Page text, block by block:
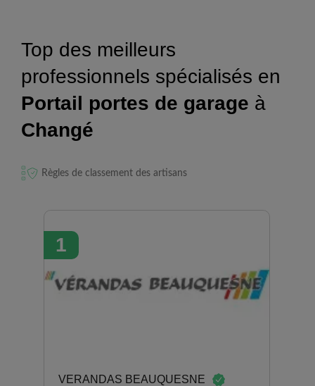
Top des meilleurs
professionnels spécialisés en
Portail portes de garage à
Changé
Règles de classement des artisans
1
VERANDAS BEAUQUESNE